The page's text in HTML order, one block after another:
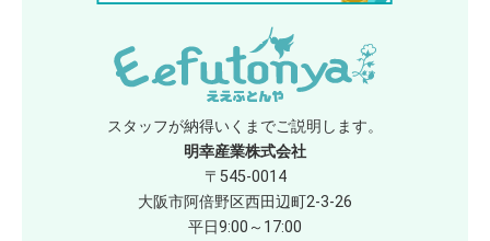
スタッフが納得いくまでご説明します。
明幸産業株式会社
〒545-0014
大阪市阿倍野区西田辺町2-3-26
平日9:00～17:00